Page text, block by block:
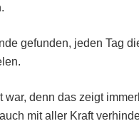
gefunden, jeden Tag
denn das zeigt
mit aller Kraft